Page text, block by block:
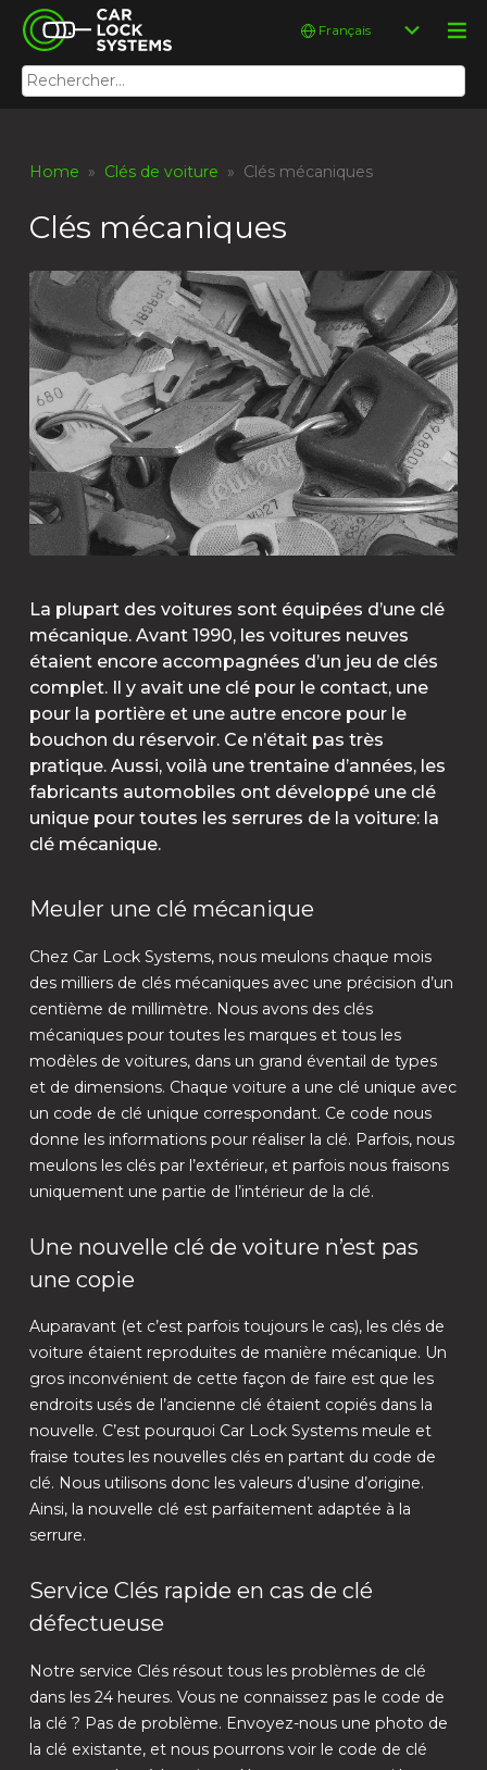
Skip
content
Car Lock Systems
Car Lock Systems
Rechercher :
Choisir
langue
Home » Clés de voiture » Clés mécaniques
Clés mécaniques
La plupart des voitures sont équipées d’une clé
mécanique. Avant 1990, les voitures neuves
étaient encore accompagnées d’un jeu de clés
complet. Il y avait une clé pour le contact, une
pour la portière et une autre encore pour le
bouchon du réservoir. Ce n’était pas très
pratique. Aussi, voilà une trentaine d’années, les
fabricants automobiles ont développé une clé
unique pour toutes les serrures de la voiture: la
clé mécanique.
Meuler une clé mécanique
Chez Car Lock Systems, nous meulons chaque mois
des milliers de clés mécaniques avec une précision d’un
centième de millimètre. Nous avons des clés
mécaniques pour toutes les marques et tous les
modèles de voitures, dans un grand éventail de types
et de dimensions. Chaque voiture a une clé unique avec
un code de clé unique correspondant. Ce code nous
donne les informations pour réaliser la clé. Parfois, nous
meulons les clés par l’extérieur, et parfois nous fraisons
uniquement une partie de l’intérieur de la clé.
Une nouvelle clé de voiture n’est pas
une copie
Auparavant (et c’est parfois toujours le cas), les clés de
voiture étaient reproduites de manière mécanique. Un
gros inconvénient de cette façon de faire est que les
endroits usés de l’ancienne clé étaient copiés dans la
nouvelle. C’est pourquoi Car Lock Systems meule et
fraise toutes les nouvelles clés en partant du code de
clé. Nous utilisons donc les valeurs d’usine d’origine.
Ainsi, la nouvelle clé est parfaitement adaptée à la
serrure.
Service Clés rapide en cas de clé
défectueuse
Notre service Clés résout tous les problèmes de clé
dans les 24 heures. Vous ne connaissez pas le code de
la clé ? Pas de problème. Envoyez-nous une photo de
la clé existante, et nous pourrons voir le code de clé